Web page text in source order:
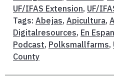
UF/IFAS Extension, UF/
Tags: Abejas, Apicultura,
Digitalresources, En
Podcast, Polksmallfarms,
County